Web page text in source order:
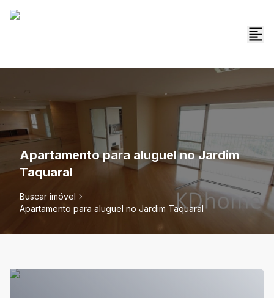
Apartamento para aluguel no Jardim
Taquaral
Buscar imóvel
Apartamento para aluguel no Jardim Taquaral